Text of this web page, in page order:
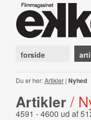
forside
Du er her:Artikler| Nyhed
Artikler /
4591 - 4600 ud af